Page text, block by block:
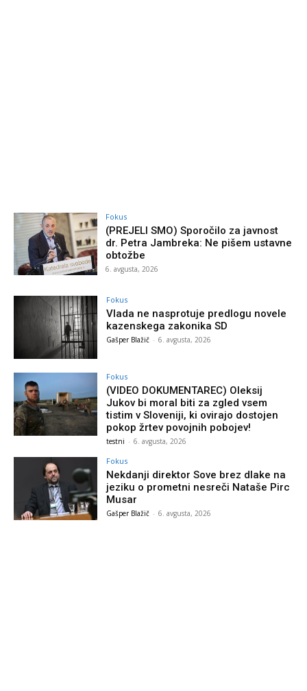
Fokus
(PREJELI SMO) Sporočilo za javnost
dr. Petra Jambreka: Ne pišem ustavne
obtožbe
6. avgusta, 2026
Fokus
Vlada ne nasprotuje predlogu novele
kazenskega zakonika SD
Gašper Blažič - 6. avgusta, 2026
Fokus
(VIDEO DOKUMENTAREC) Oleksij
Jukov bi moral biti za zgled vsem
tistim v Sloveniji, ki ovirajo dostojen
pokop žrtev povojnih pobojev!
testni - 6. avgusta, 2026
Fokus
Nekdanji direktor Sove brez dlake na
jeziku o prometni nesreči Nataše Pirc
Musar
Gašper Blažič - 6. avgusta, 2026